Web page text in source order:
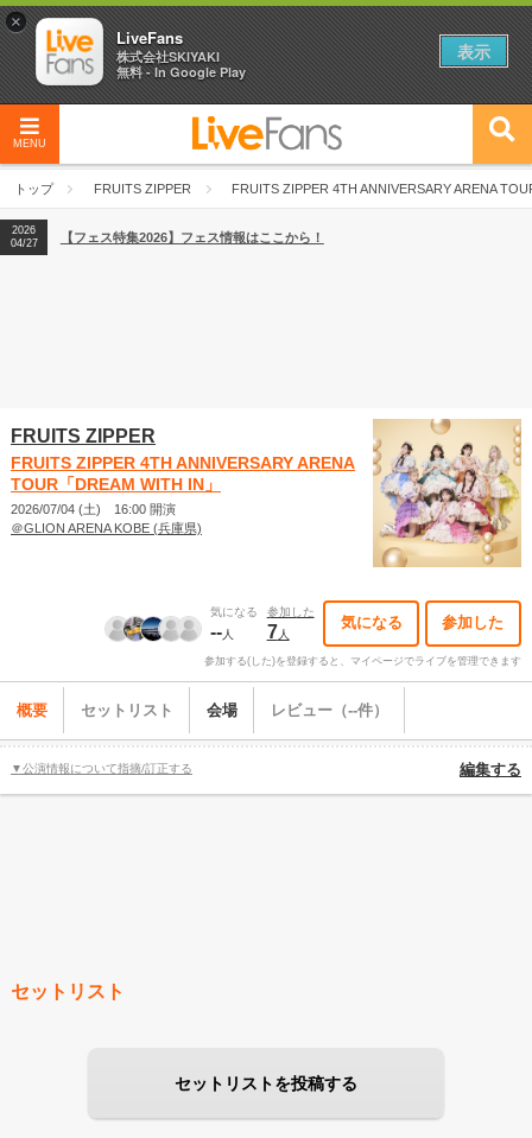
MENU
トップ FRUITS ZIPPER FRUITS ZIPPER 4TH ANNIVERSARY ARENA
2026
04/27
2026
【ライブ動員ランキング】2026年上半期編発表！
2026
04/27
【フェス特集2026】フェス情報はここから！
FRUITS ZIPPER
FRUITS ZIPPER 4TH ANNIVERSARY ARENA
TOUR「DREAM WITH IN」
2026/07/04 (土) 16:00 開演
＠GLION ARENA KOBE (兵庫県)
気になる
--人
参加した
7 人
気になる 参加した
参加する(した)を登録すると、マイページでライブを管理できます
概要 セットリスト 会場 レビュー（--件）
▼公演情報について指摘/訂正する 編集する
セットリスト
セットリストを投稿する
×
LiveFans
株式会社SKIYAKI
無料 - In Google Play
表示